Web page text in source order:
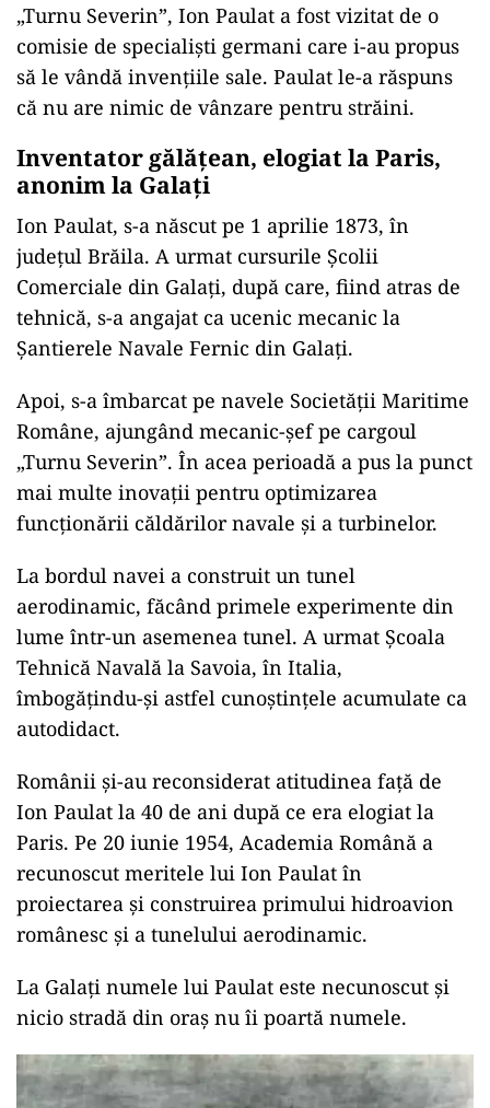
„Turnu Severin”, Ion Paulat a fost vizitat de o
comisie de specialişti germani care i-au propus
să le vândă invenţiile sale. Paulat le-a răspuns
că nu are nimic de vânzare pentru străini.
Inventator gălăţean, elogiat la Paris,
anonim la Galaţi
Ion Paulat, s-a născut pe 1 aprilie 1873, în
judeţul Brăila. A urmat cursurile Şcolii
Comerciale din Galaţi, după care, fiind atras de
tehnică, s-a angajat ca ucenic mecanic la
Șantierele Navale Fernic din Galați.
Apoi, s-a îmbarcat pe navele Societăţii Maritime
Române, ajungând mecanic-şef pe cargoul
„Turnu Severin”. În acea perioadă a pus la punct
mai multe inovaţii pentru optimizarea
funcţionării căldărilor navale şi a turbinelor.
La bordul navei a construit un tunel
aerodinamic, făcând primele experimente din
lume într-un asemenea tunel. A urmat Școala
Tehnică Navală la Savoia, în Italia,
îmbogăţindu-şi astfel cunoştinţele acumulate ca
autodidact.
Românii şi-au reconsiderat atitudinea faţă de
Ion Paulat la 40 de ani după ce era elogiat la
Paris. Pe 20 iunie 1954, Academia Română a
recunoscut meritele lui Ion Paulat în
proiectarea şi construirea primului hidroavion
românesc şi a tunelului aerodinamic.
La Galaţi numele lui Paulat este necunoscut şi
nicio stradă din oraş nu îi poartă numele.